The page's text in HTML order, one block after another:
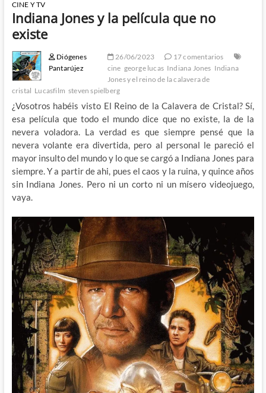
CINE Y TV
Indiana Jones y la película que no
existe
Diógenes
Pantarújez
26/06/2023
17 comentarios
cine george lucas Indiana Jones Indiana
Jones y el reino de la calavera de
cristal Lucasfilm steven spielberg
¿Vosotros habéis visto El Reino de la Calavera de Cristal? Sí,
esa película que todo el mundo dice que no existe, la de la
nevera voladora. La verdad es que siempre pensé que la
nevera volante era divertida, pero al personal le pareció el
mayor insulto del mundo y lo que se cargó a Indiana Jones para
siempre. Y a partir de ahi, pues el caos y la ruina, y quince años
sin Indiana Jones. Pero ni un corto ni un mísero videojuego,
vaya.